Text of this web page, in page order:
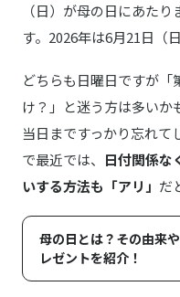
GODIVA
ハート オブ ゴールド
（日）が母の日にあた
す。2026年は6月21日（
どちらも日曜日ですが「
け？」と迷う方は多いか
当日まですっかり忘れて
で最近では、 日付関係な
いする方法も「アリ」 だ
母の日とは？その由来
レゼントを紹介！